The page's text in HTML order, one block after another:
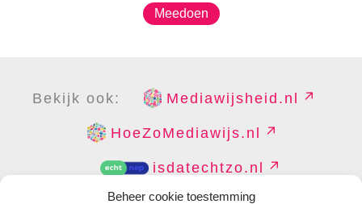
Beheer cookie toestemming
Meedoen
Bekijk ook: Mediawijsheid.nl
HoeZoMediawijs.nl
isdatechtzo.nl